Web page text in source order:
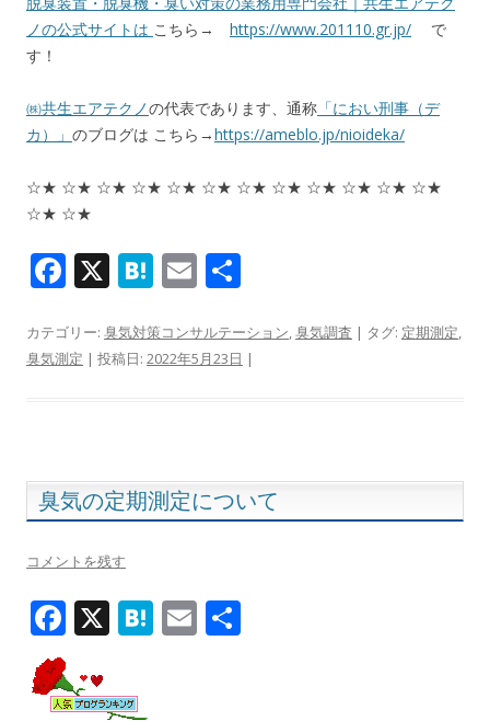
ノの公式サイトは こちら→ https://www.201110.gr.jp/ で
す！
㈱共生エアテクノの代表であります、通称 「におい刑事（デ
カ）」 のブログは こちら→https://ameblo.jp/nioideka/
☆★ ☆★ ☆★ ☆★ ☆★ ☆★ ☆★ ☆★ ☆★ ☆★ ☆★ ☆★
☆★ ☆★
F
e
b
k
X H
e
n
E
ai
l
カテゴリー: 臭気対策コンサルテーション,臭気調査 | タグ: 定期測定,
臭気測定 | 投稿日: 2022年5月23日 |
臭気の定期測定について
コメントを残す
F
e
X H E